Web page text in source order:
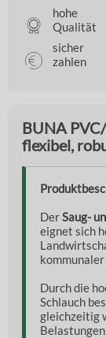
hohe
Qualität
sicher
zahlen
BUNA
flexibel,
Der Saug-
eignet sich
kommunaler
Durch die
Schlauch
gleichzeitig
Belastungen.